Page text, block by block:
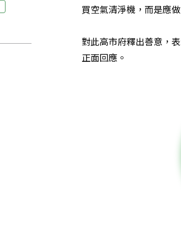
買空氣清淨機，而是應
對此高市府釋出善意，
正面回應。